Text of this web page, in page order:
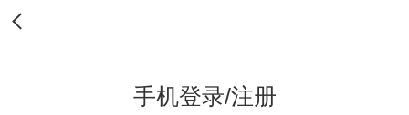
手机登录/注册